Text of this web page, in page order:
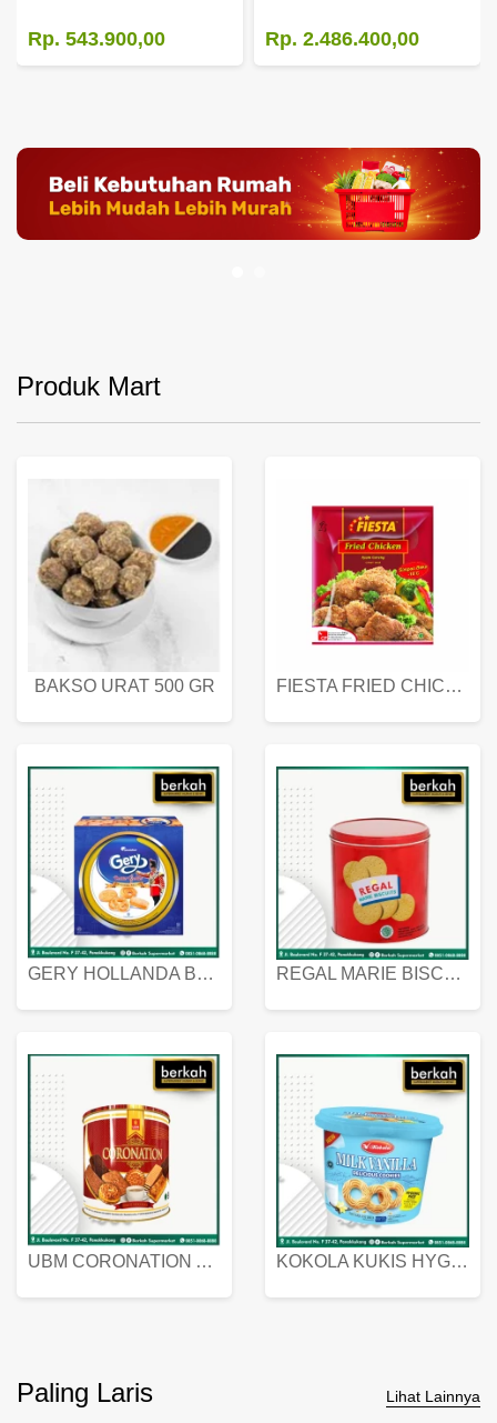
Rp. 543.900,00 Rp. 2.486.400,00
Produk Mart
BAKSO URAT 500 GR FIESTA FRIED CHICKEN 500 GR
GERY HOLLANDA BUTTER COOKIES 450 GRAM REGAL MARIE BISCUIT KALENG 550 GRAM
UBM CORONATION ASSORTED BISKUIT KALENG 450 GRAM KOKOLA KUKIS HYGIENIC MILK VANILLA PACK 320 GR
Paling Laris Lihat Lainnya